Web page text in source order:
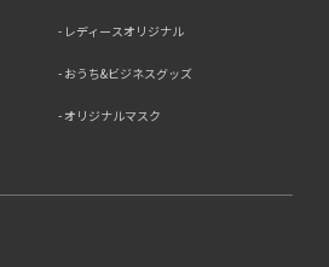
レディースオリジナル
おうち&ビジネスグッズ
オリジナルマスク